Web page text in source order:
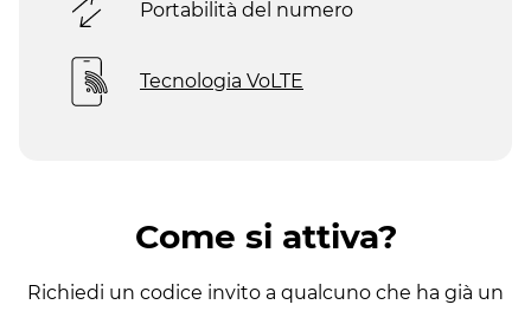
Portabilità del numero
Tecnologia VoLTE
Come si attiva?
Richiedi un codice invito a qualcuno che ha già un